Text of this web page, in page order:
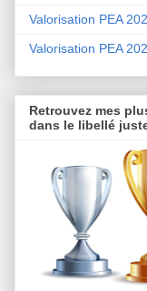
Valorisation PEA
Valorisation PEA
Retrouvez mes
dans le libellé